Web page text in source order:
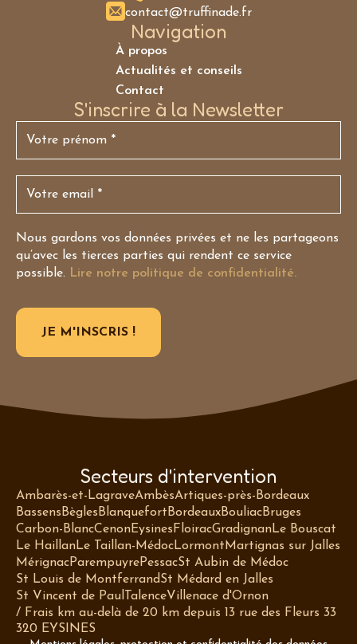
contact@truffinade.fr
Navigation
À propos
Actualités et conseils
Contact
S'inscrire à la Newsletter
Nous gardons vos données privées et ne les partageons
qu’avec les tierces parties qui rendent ce service
possible.
Lire notre politique de confidentialité.
Secteurs d'intervention
Ambarès-et-LagraveAmbèsArtiques-près-Bordeaux
Bassens Bègles Blanquefort BordeauxBouliacBruges
Carbon-BlancCenonEysines FloiracGradignanLe Bouscat
Le HaillanLe Taillan-MédocLormont Martignas sur Jalles
MérignacParempuyrePessacSt Aubin de Médoc
St Louis de MontferrandSt Médard en Jalles
St Vincent de Paul
TalenceVillenace d'Ornon
/ Frais km au-delà de 20 km depuis 13 rue des Fleurs 33
320 EYSINES